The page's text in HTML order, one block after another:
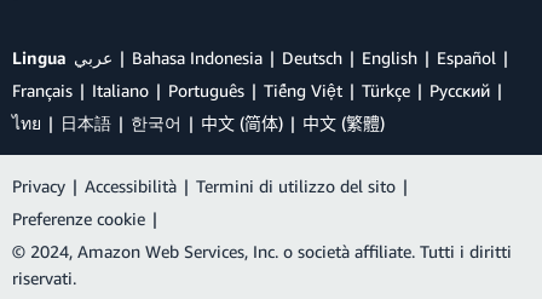
Lingua عربي Bahasa Indonesia Deutsch English
Español
Français
Italiano Português Tiếng Việt Türkçe
Ρусский
ไทย
日本語 한국어 中文 (简体) 中文 (繁體)
Privacy | Accessibilità | Termini di utilizzo del sito |
Preferenze cookie |
© 2024, Amazon Web Services, Inc. o società affiliate. Tutti i diritti
riservati.